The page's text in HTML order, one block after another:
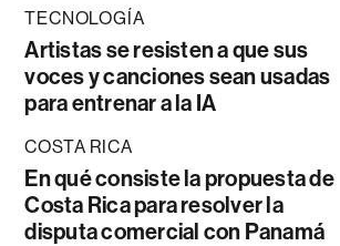
TECNOLOGÍA
Artistas se resisten a que sus
voces y canciones sean usadas
para entrenar a la IA
COSTA RICA
En qué consiste la propuesta de
Costa Rica para resolver la
disputa comercial con Panamá